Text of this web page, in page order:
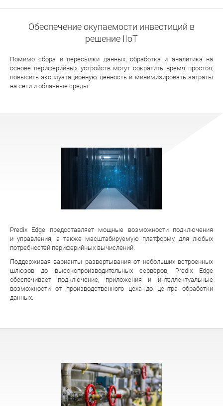
Обеспечение окупаемости инвестиций в
решение IIoT
Помимо сбора и пересылки данных, обработка и аналитика на
основе периферийных устройств могут сократить время простоя,
повысить эксплуатационную ценность и минимизировать затраты
на сети и облачные среды.
Predix Edge предоставляет мощные возможности подключения
и управления, а также масштабируемую платформу для любых
потребностей периферийных вычислений.
Поддерживая варианты развертывания от небольших встроенных
шлюзов до высокопроизводительных серверов, Predix Edge
обеспечивает подключение, приложения и интеллектуальные
возможности от производственного цеха до центра обработки
данных.